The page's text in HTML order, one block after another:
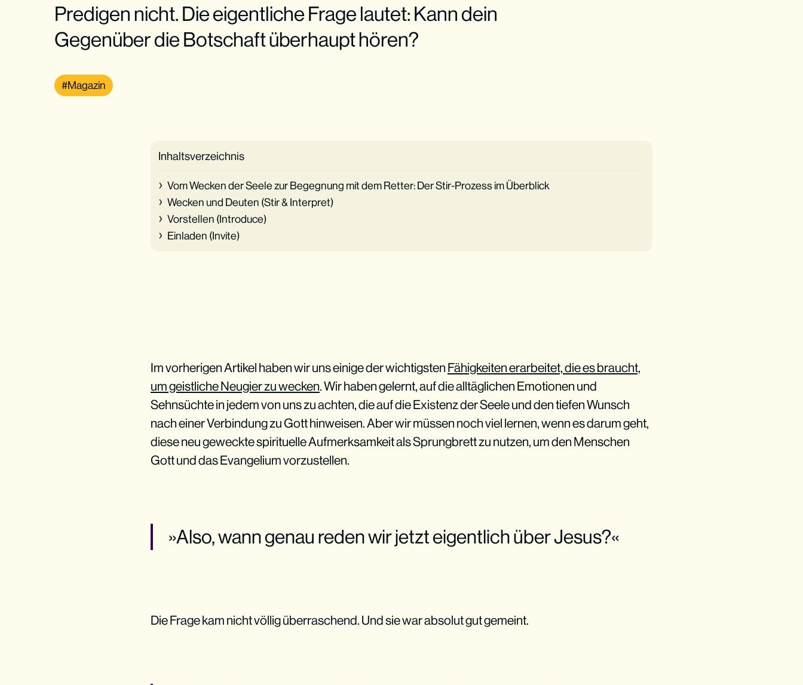
Predigen nicht. Die eigentliche Frage lautet: Kann dein
Gegenüber die Botschaft überhaupt hören?
Magazin
Inhaltsverzeichnis
Vom Wecken der Seele zur Begegnung mit dem Retter: Der Stir-Prozess im Überblick
Wecken und Deuten (Stir & Interpret)
Vorstellen (Introduce)
Einladen (Invite)
Im vorherigen Artikel haben wir uns einige der wichtigsten Fähigkeiten erarbeitet, die es braucht,
um geistliche Neugier zu wecken. Wir haben gelernt, auf die alltäglichen Emotionen und
Sehnsüchte in jedem von uns zu achten, die auf die Existenz der Seele und den tiefen Wunsch
nach einer Verbindung zu Gott hinweisen. Aber wir müssen noch viel lernen, wenn es darum geht,
diese neu geweckte spirituelle Aufmerksamkeit als Sprungbrett zu nutzen, um den Menschen
Gott und das Evangelium vorzustellen.
»Also, wann genau reden wir jetzt eigentlich über Jesus?«
Die Frage kam nicht völlig überraschend. Und sie war absolut gut gemeint.